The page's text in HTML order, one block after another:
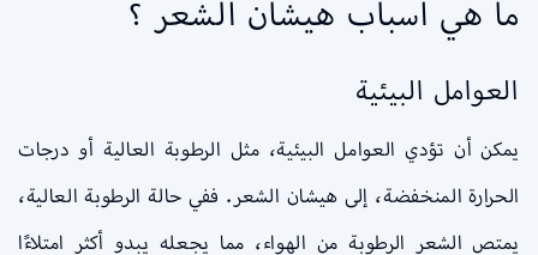
ما هي أسباب هيشان الشعر ؟
العوامل البيئية
يمكن أن تؤدي العوامل البيئية، مثل الرطوبة العالية أو درجات
الحرارة المنخفضة، إلى هيشان الشعر. ففي حالة الرطوبة العالية،
يمتص الشعر الرطوبة من الهواء، مما يجعله يبدو أكثر امتلاءًا